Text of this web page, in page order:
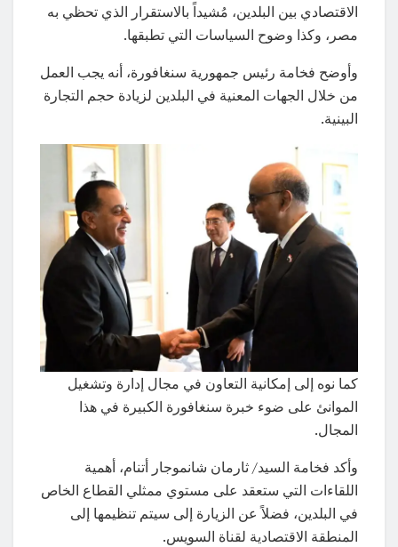
الاقتصادي بين البلدين، مُشيداً بالاستقرار الذي تحظي به
مصر، وكذا وضوح السياسات التي تطبقها.
وأوضح فخامة رئيس جمهورية سنغافورة، أنه يجب العمل
من خلال الجهات المعنية في البلدين لزيادة حجم التجارة
البينية.
كما نوه إلى إمكانية التعاون في مجال إدارة وتشغيل
الموانئ على ضوء خبرة سنغافورة الكبيرة في هذا
المجال.
وأكد فخامة السيد/ ثارمان شانموجار أتنام، أهمية
اللقاءات التي ستعقد على مستوي ممثلي القطاع الخاص
في البلدين، فضلاً عن الزيارة إلى سيتم تنظيمها إلى
المنطقة الاقتصادية لقناة السويس.